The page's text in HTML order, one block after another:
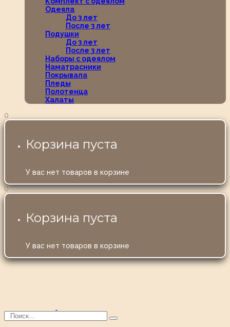
Одеяла
До 3 лет
После 3 лет
Подушки
До 3 лет
После 3 лет
Наборы с одеялом
Наматрасники
Покрывала
Пледы
Полотенца
Халаты
0
Корзина пуста
У вас нет товаров в корзине
0
Корзина пуста
У вас нет товаров в корзине